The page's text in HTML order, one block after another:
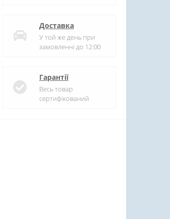
Доставка
У той же день при
замовленні до 12:00
Гарантії
Весь товар
сертифікований